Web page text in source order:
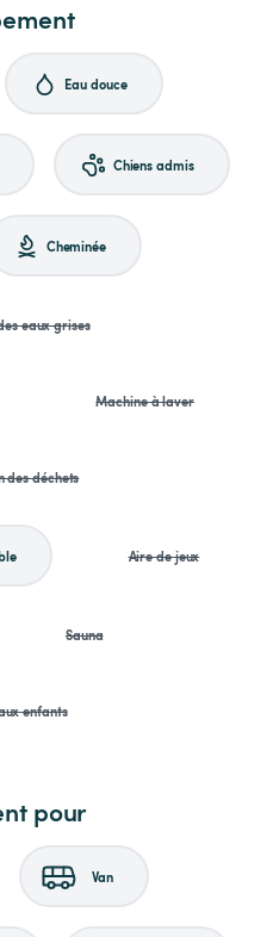
Eau douce
Chiens admis
Cheminée
eaux grises
Machine à laver
des déchets
Aire de jeux
Sauna
enfants
pour
Van